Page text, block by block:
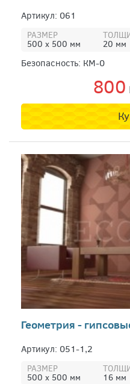
Артикул: 061
РАЗМЕР
500 х 500 мм 20 мм
Безопасность: КМ-0
800
Геометрия -
Артикул: 051-1,2
РАЗМЕР
500 х 500 мм 16 мм